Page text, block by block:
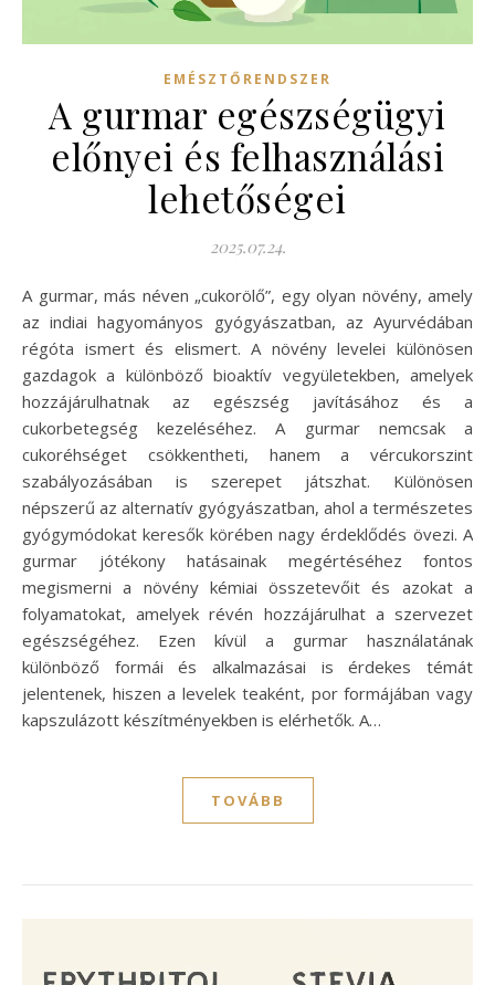
EMÉSZTŐRENDSZER
A gurmar egészségügyi
előnyei és felhasználási
lehetőségei
2025.07.24.
A gurmar, más néven „cukorölő”, egy olyan növény, amely
az indiai hagyományos gyógyászatban, az Ayurvédában
régóta ismert és elismert. A növény levelei különösen
gazdagok a különböző bioaktív vegyületekben, amelyek
hozzájárulhatnak az egészség javításához és a
cukorbetegség kezeléséhez. A gurmar nemcsak a
cukoréhséget csökkentheti, hanem a vércukorszint
szabályozásában is szerepet játszhat. Különösen
népszerű az alternatív gyógyászatban, ahol a természetes
gyógymódokat keresők körében nagy érdeklődés övezi. A
gurmar jótékony hatásainak megértéséhez fontos
megismerni a növény kémiai összetevőit és azokat a
folyamatokat, amelyek révén hozzájárulhat a szervezet
egészségéhez. Ezen kívül a gurmar használatának
különböző formái és alkalmazásai is érdekes témát
jelentenek, hiszen a levelek teaként, por formájában vagy
kapszulázott készítményekben is elérhetők. A…
TOVÁBB